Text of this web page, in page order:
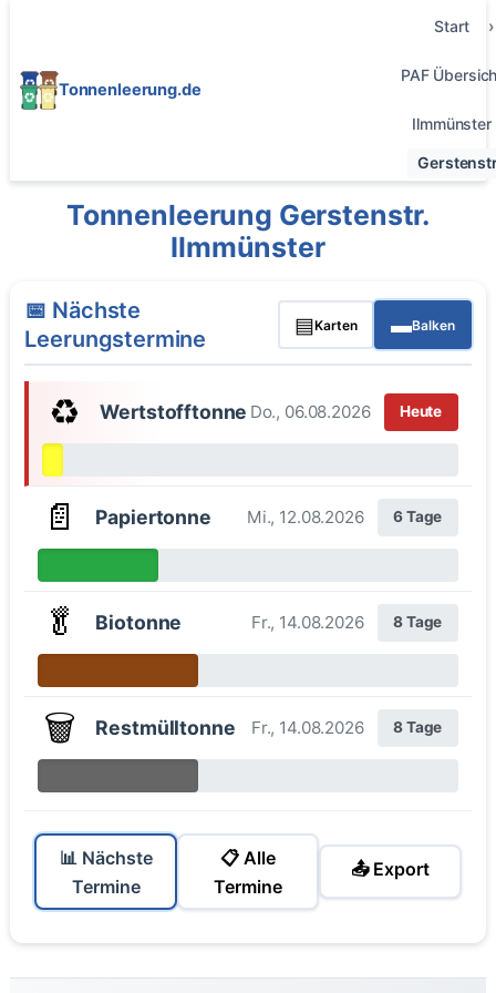
Tonnenleerung.de
Start
PAF
Ilmmünster
Tonnenleerung Gerstenstr.
Ilmmünster
📅 Nächste
Leerungstermine
▤Karten ▬Balken
♻️ Wertstofftonne Do., 06.08.2026 Heute
📄 Papiertonne Mi., 12.08.2026 6 Tage
🥬 Biotonne Fr., 14.08.2026 8 Tage
🗑️ Restmülltonne Fr., 14.08.2026 8 Tage
📊 Nächste
Termine
📋 Alle
Termine
📤 Export